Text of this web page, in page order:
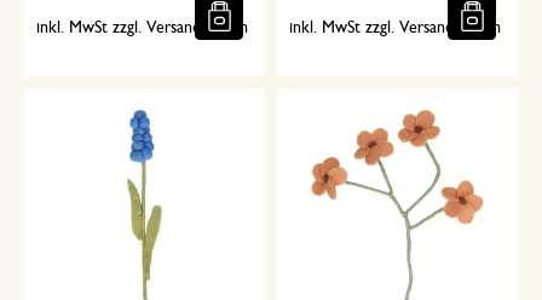
inkl. MwSt zzgl. Versandkosten inkl. MwSt zzgl. Versandkosten